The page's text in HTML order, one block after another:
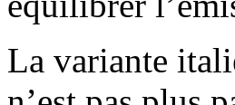
La variante